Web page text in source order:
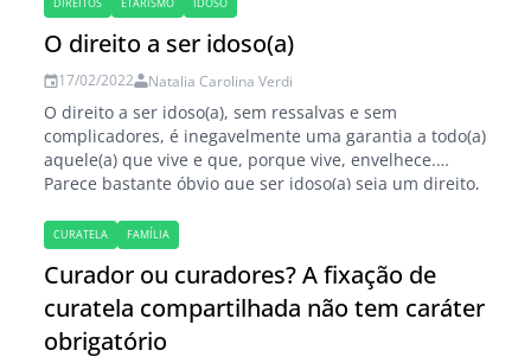
O direito a ser idoso(a)
17/02/2022 Natalia Carolina Verdi
O direito a ser idoso(a), sem ressalvas e sem
complicadores, é inegavelmente uma garantia a todo(a)
aquele(a) que vive e que, porque vive, envelhece.
Parece bastante óbvio que ser idoso(a) seja um direito,
quantidade bastante significativa de garantias legais à
parcela da população que no Brasil possui…
CURATELA FAMÍLIA
Curador ou curadores? A fixação de
curatela compartilhada não tem caráter
obrigatório